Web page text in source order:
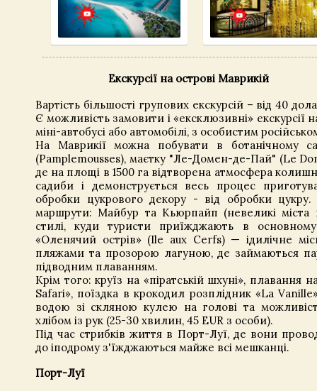
Екскурсії на острові Маврикій
Вартість більшості групових екскурсій – від 40
Є можливість замовити і «ексклюзивні» екскурсії
міні-автобусі або автомобілі, з особистим
На Маврикії можна побувати в ботанічному
(Pamplemousses), маєтку "Ле-Домен-де-Пай" (Le
де на площі в 1500 га відтворена атмосфера
садиби і демонструється весь процес
обробки цукрового декору - від обробки цукру.
маршрути: Майбур та Кьюрпайп (невеликі міста
стилі, куди туристи приїжджають в
«Оленячий острів» (Ile aux Cerfs) — ідилічне
пляжами та прозорою лагуною, де займаються
підводним плаванням.
Крім того: круїз на «піратській шхуні», плавання
Safari», поїздка в крокодил розплідник «La
водою зі скляною кулею на голові та
хлібом із рук (25-30 хвилин, 45 EUR з особи).
Під час стрибків життя в Порт-Луї, де вони
до іподрому з'їжджаються майже всі мешканці.
Порт-Луї